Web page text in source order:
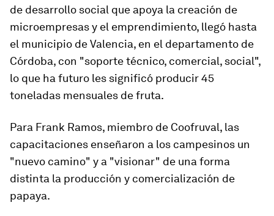
de desarrollo social que apoya la creación de
microempresas y el emprendimiento, llegó hasta
el municipio de Valencia, en el departamento de
Córdoba, con "soporte técnico, comercial, social",
lo que ha futuro les significó producir 45
toneladas mensuales de fruta.
Para Frank Ramos, miembro de Coofruval, las
capacitaciones enseñaron a los campesinos un
"nuevo camino" y a "visionar" de una forma
distinta la producción y comercialización de
papaya.